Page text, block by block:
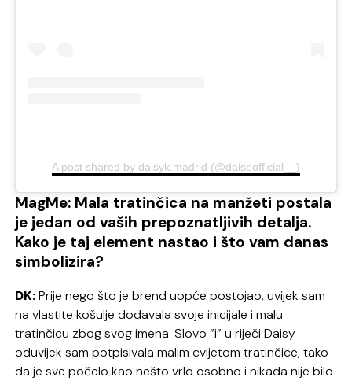
A post shared by daisyk.madrid (@daiseofficial__)
MagMe: Mala tratinčica na manžeti postala
je jedan od vaših prepoznatljivih detalja.
Kako je taj element nastao i što vam danas
simbolizira?
DK:Prije nego što je brend uopće postojao, uvijek sam
na vlastite košulje dodavala svoje inicijale i malu
tratinčicu zbog svog imena. Slovo “i” u riječi Daisy
oduvijek sam potpisivala malim cvijetom tratinčice, tako
da je sve počelo kao nešto vrlo osobno i nikada nije bilo